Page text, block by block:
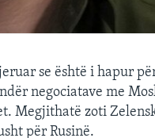
se është i hapur
negociatave me
Megjithatë zoti
për Rusinë.